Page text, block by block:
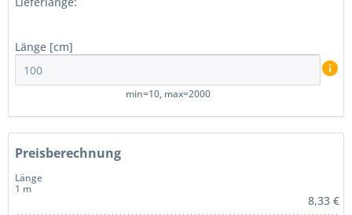
Länge [cm]
min=10, max=2000
Preisberechnung
Länge
1 m
8,33 €